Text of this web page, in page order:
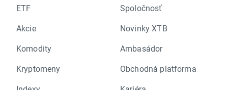
ETF
Akcie
Komodity
Kryptomeny
Spoločnosť
Novinky XTB
Ambasádor
Obchodná platforma